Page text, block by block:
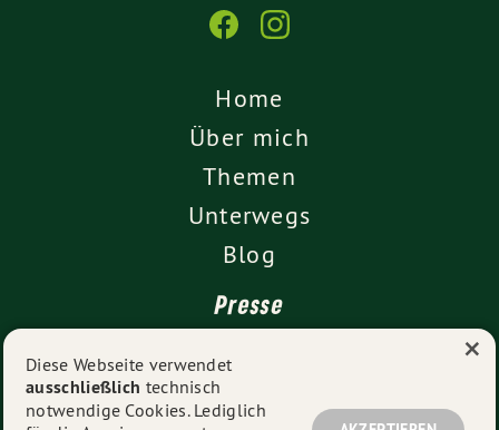
Home
Über mich
Themen
Unterwegs
Blog
Presse
Impressum
Diese Webseite verwendet
ausschließlich technisch
notwendige Cookies. Lediglich
×